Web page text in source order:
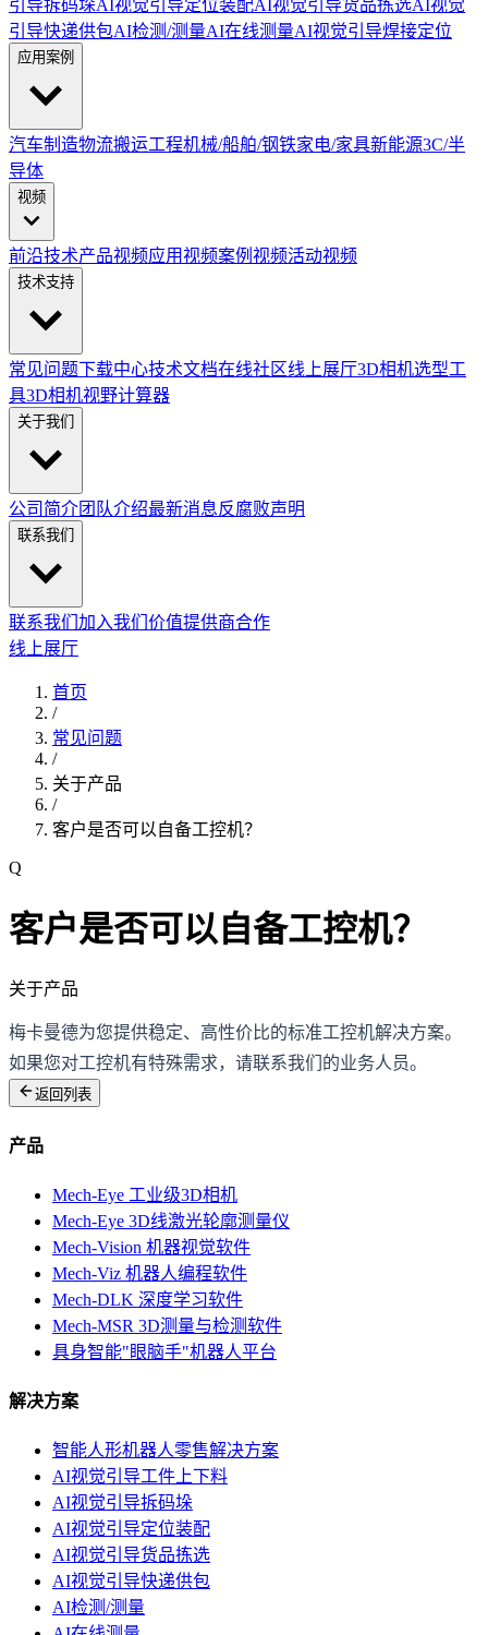
引导拆码垛AI视觉引导定位装配AI视觉引导货品拣选AI视觉
引导快递供包AI检测/测量AI在线测量AI视觉引导焊接定位
应用案例
汽车制造物流搬运工程机械/船舶/钢铁家电/家具新能源3C/半
导体
视频
前沿技术产品视频应用视频案例视频活动视频
技术支持
常见问题下载中心技术文档在线社区线上展厅3D相机选型工
具3D相机视野计算器
关于我们
公司简介团队介绍最新消息反腐败声明
联系我们
联系我们 加入我们 价值提供商合作
线上展厅
首页
/
常见问题
/
关于产品
/
客户是否可以自备工控机？
Q
客户是否可以自备工控机？
关于产品
梅卡曼德为您提供稳定、高性价比的标准工控机解决方案。
如果您对工控机有特殊需求，请联系我们的业务人员。
返回列表
产品
Mech-Eye 工业级3D相机
Mech-Eye 3D线激光轮廓测量仪
Mech-Vision 机器视觉软件
Mech-Viz 机器人编程软件
Mech-DLK 深度学习软件
Mech-MSR 3D测量与检测软件
具身智能"眼脑手"机器人平台
解决方案
智能人形机器人零售解决方案
AI视觉引导工件上下料
AI视觉引导拆码垛
AI视觉引导定位装配
AI视觉引导货品拣选
AI视觉引导快递供包
AI检测/测量